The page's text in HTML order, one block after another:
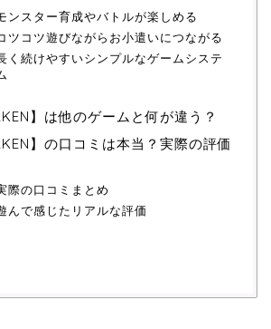
ンスター育成やバトルが楽しめる
ツコツ遊びながらお小遣いにつながる
く続けやすいシンプルなゲームシステ
】は他のゲームと何が違う？
】の口コミは本当？実際の評価
際の口コミまとめ
んで感じたリアルな評価